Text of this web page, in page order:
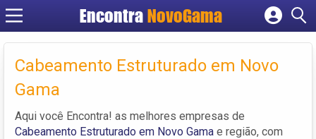
EncontraNovoGama
Cadastrar empresa
Criar conta
Cabeamento Estruturado em Novo
Gama
Aqui você Encontra! as melhores empresas de
Cabeamento Estruturado em Novo Gama e região, com